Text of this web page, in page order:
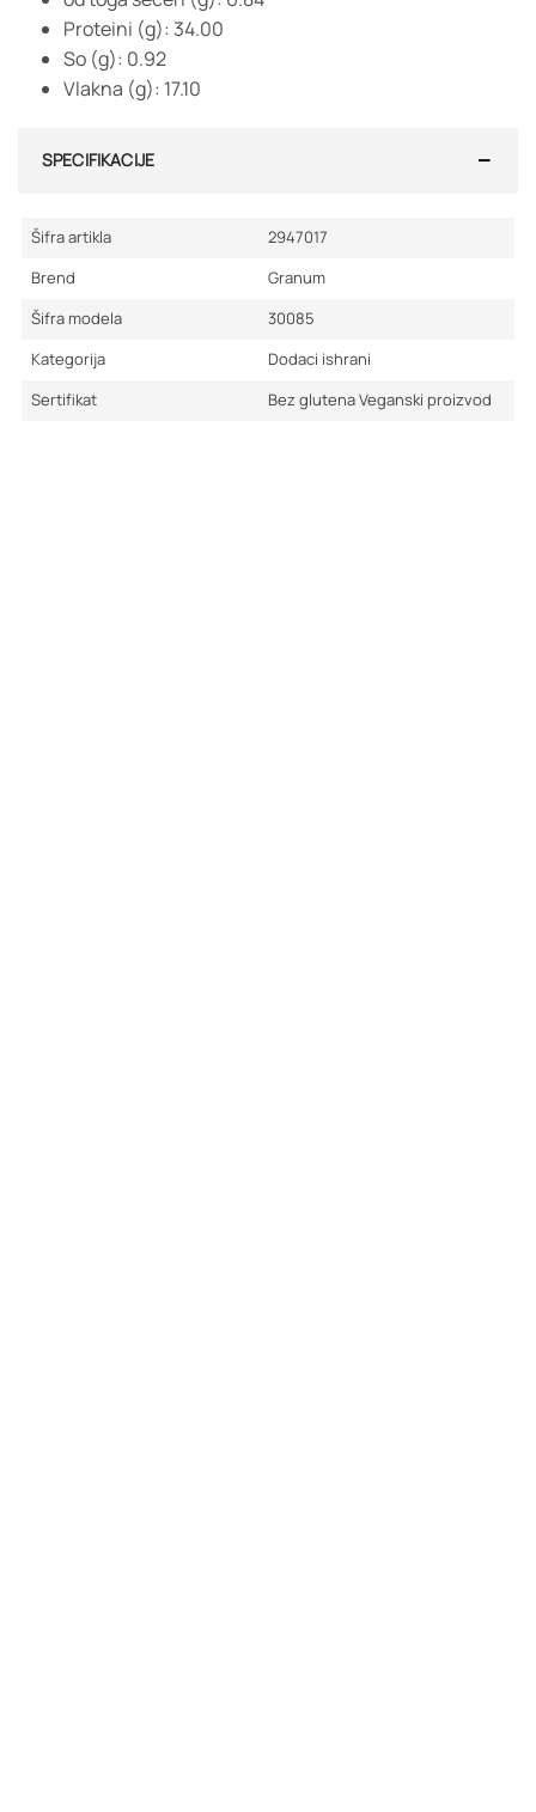
Proteini (g): 34.00
So (g): 0.92
Vlakna (g): 17.10
SPECIFIKACIJE
Šifra artikla
2947017
Brend
Granum
Šifra modela
30085
Kategorija
Dodaci ishrani
Sertifikat
Bez glutenaVeganski proizvod